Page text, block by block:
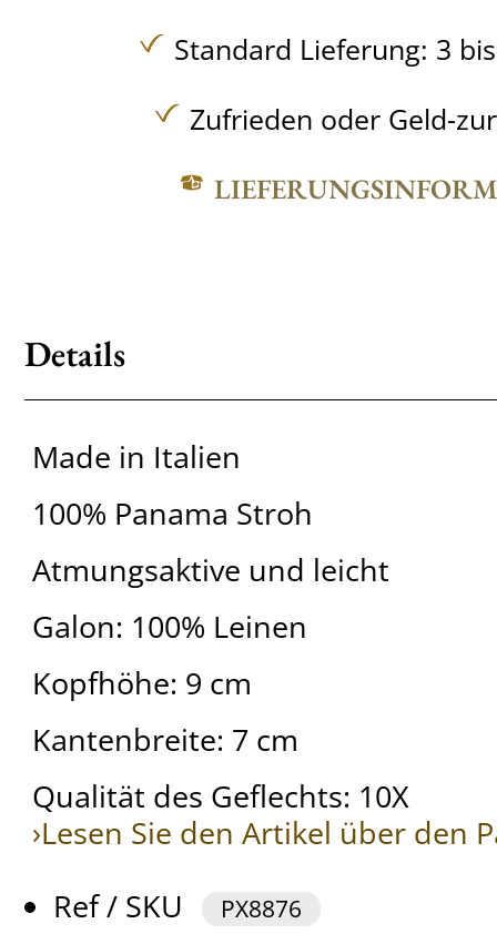
Standard Lieferung: 3
Zufrieden oder Geld-
Details
Made in Italien
100% Panama Stroh
Atmungsaktive und leicht
Galon: 100% Leinen
Kopfhöhe: 9 cm
Kantenbreite: 7 cm
Qualität des Geflechts: 10X
›Lesen Sie den Artikel über den
Ref / SKU
PX8876